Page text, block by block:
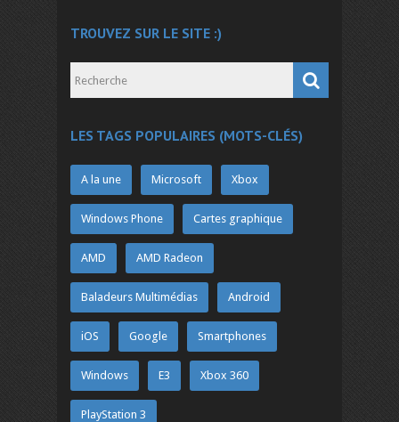
TROUVEZ SUR LE SITE :)
LES TAGS POPULAIRES (MOTS-CLÉS)
A la une Microsoft Xbox
Windows Phone Cartes graphique
AMD AMD Radeon
Baladeurs Multimédias Android
iOS Google Smartphones
Windows E3 Xbox 360
PlayStation 3